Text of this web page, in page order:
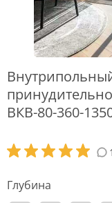
ВКВ-80-360-
Глубина